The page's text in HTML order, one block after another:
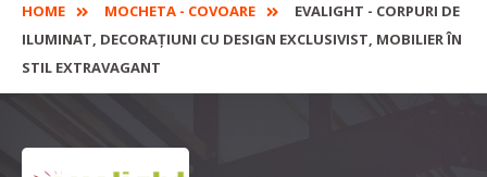
HOME MOCHETA - COVOARE
EVALIGHT - CORPURI DE
ILUMINAT, DECORAȚIUNI CU DESIGN EXCLUSIVIST, MOBILIER ÎN
STIL EXTRAVAGANT